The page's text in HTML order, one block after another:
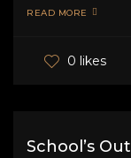
READ MORE
0 likes
School’s Out